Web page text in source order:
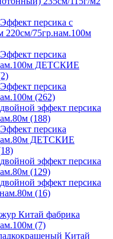
персика с
220см/75гр.нам.100м
персика
ДЕТСКИЕ
персика
(262)
эффект персика
(188)
персика
ДЕТСКИЕ
эффект персика
(129)
эффект персика
(16)
Китай фабрика
(7)
Китай